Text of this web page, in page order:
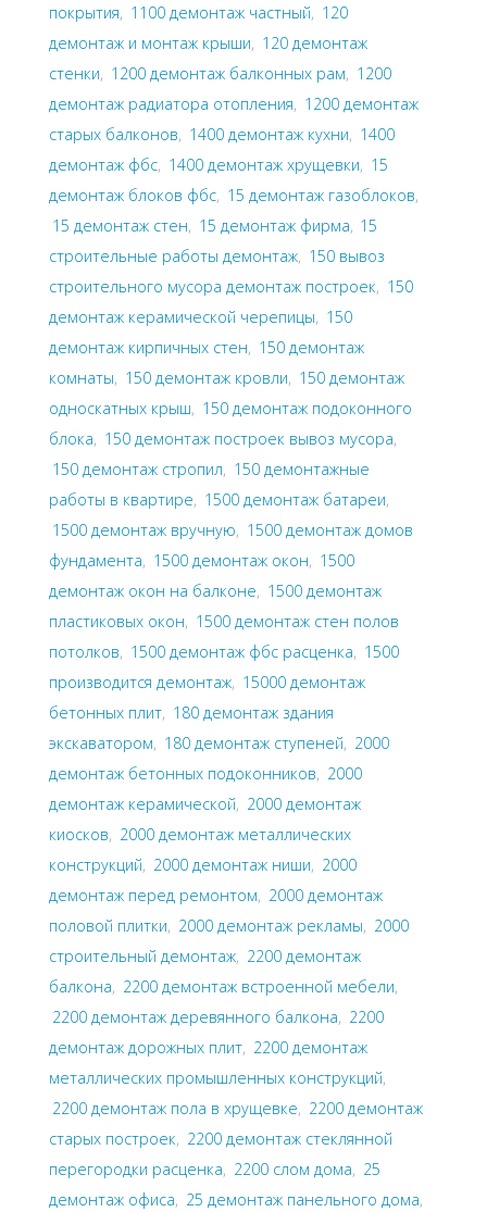
покрытия, 1100 демонтаж частный, 120
демонтаж и монтаж крыши, 120 демонтаж
стенки, 1200 демонтаж балконных рам, 1200
демонтаж радиатора отопления, 1200 демонтаж
старых балконов, 1400 демонтаж кухни, 1400
демонтаж фбс, 1400 демонтаж хрущевки, 15
демонтаж блоков фбс, 15 демонтаж газоблоков,
15 демонтаж стен, 15 демонтаж фирма, 15
строительные работы демонтаж, 150 вывоз
строительного мусора демонтаж построек, 150
демонтаж керамической черепицы, 150
демонтаж кирпичных стен, 150 демонтаж
комнаты, 150 демонтаж кровли, 150 демонтаж
односкатных крыш, 150 демонтаж подоконного
блока, 150 демонтаж построек вывоз мусора,
150 демонтаж стропил, 150 демонтажные
работы в квартире, 1500 демонтаж батареи,
1500 демонтаж вручную, 1500 демонтаж домов
фундамента, 1500 демонтаж окон, 1500
демонтаж окон на балконе, 1500 демонтаж
пластиковых окон, 1500 демонтаж стен полов
потолков, 1500 демонтаж фбс расценка, 1500
производится демонтаж, 15000 демонтаж
бетонных плит, 180 демонтаж здания
экскаватором, 180 демонтаж ступеней, 2000
демонтаж бетонных подоконников, 2000
демонтаж керамической, 2000 демонтаж
киосков, 2000 демонтаж металлических
конструкций, 2000 демонтаж ниши, 2000
демонтаж перед ремонтом, 2000 демонтаж
половой плитки, 2000 демонтаж рекламы, 2000
строительный демонтаж, 2200 демонтаж
балкона, 2200 демонтаж встроенной мебели,
2200 демонтаж деревянного балкона, 2200
демонтаж дорожных плит, 2200 демонтаж
металлических промышленных конструкций,
2200 демонтаж пола в хрущевке, 2200 демонтаж
старых построек, 2200 демонтаж стеклянной
перегородки расценка, 2200 слом дома, 25
демонтаж офиса, 25 демонтаж панельного дома,